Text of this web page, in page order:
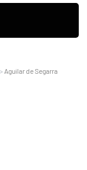
Aguilar de Segarra